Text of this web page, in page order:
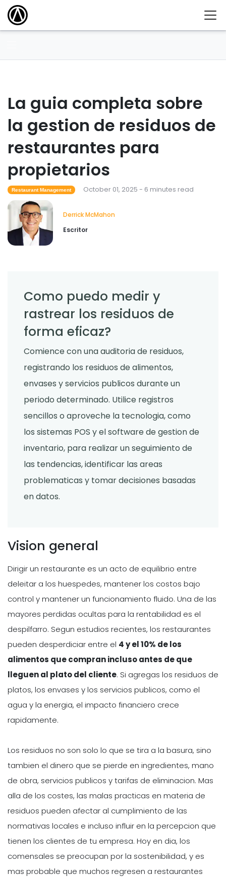
La guia completa sobre
la gestion de residuos de
restaurantes para
propietarios
Restaurant Management October 01, 2025 - 6 minutes read
Derrick McMahon
Escritor
Como puedo medir y
rastrear los residuos de
forma eficaz?
Comience con una auditoria de residuos,
registrando los residuos de alimentos,
envases y servicios publicos durante un
periodo determinado. Utilice registros
sencillos o aproveche la tecnologia, como
los sistemas POS y el software de gestion de
inventario, para realizar un seguimiento de
las tendencias, identificar las areas
problematicas y tomar decisiones basadas
en datos.
Vision general
Dirigir un restaurante es un acto de equilibrio entre
deleitar a los huespedes, mantener los costos bajo
control y mantener un funcionamiento fluido. Una de las
mayores perdidas ocultas para la rentabilidad es el
despilfarro. Segun estudios recientes, los restaurantes
pueden desperdiciar entre el 4 y el 10% de los
alimentos que compran incluso antes de que
lleguen al plato del cliente. Si agregas los residuos de
platos, los envases y los servicios publicos, como el
agua y la energia, el impacto financiero crece
rapidamente.
Los residuos no son solo lo que se tira a la basura, sino
tambien el dinero que se pierde en ingredientes, mano
de obra, servicios publicos y tarifas de eliminacion. Mas
alla de los costes, las malas practicas en materia de
residuos pueden afectar al cumplimiento de las
normativas locales e incluso influir en la percepcion que
tienen los clientes de tu empresa. Hoy en dia, los
comensales se preocupan por la sostenibilidad, y es
mas probable que muchos regresen a restaurantes